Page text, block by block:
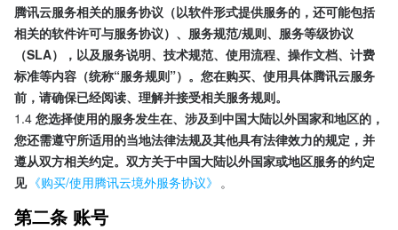
腾讯云服务相关的服务协议（以软件形式提供服务的，还可能包括
相关的软件许可与服务协议）、服务规范/规则、服务等级协议
（SLA），以及服务说明、技术规范、使用流程、操作文档、计费
标准等内容（统称“服务规则”）。您在购买、使用具体腾讯云服务
前，请确保已经阅读、理解并接受相关服务规则。
1.4 您选择使用的服务发生在、涉及到中国大陆以外国家和地区的，
您还需遵守所适用的当地法律法规及其他具有法律效力的规定，并
遵从双方相关约定。双方关于中国大陆以外国家或地区服务的约定
见 《购买/使用腾讯云境外服务协议》 。
第二条 账号